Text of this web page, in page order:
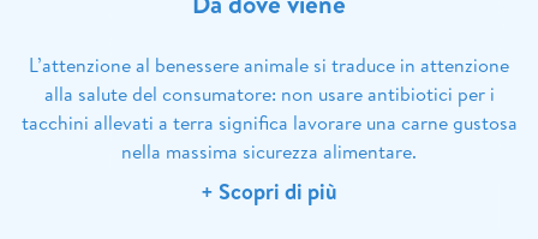
L’attenzione al benessere animale si traduce in attenzione
alla salute del consumatore: non usare antibiotici per i
tacchini allevati a terra significa lavorare una carne gustosa
nella massima sicurezza alimentare.
+ Scopri di più